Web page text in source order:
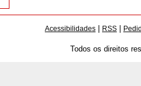
Acessibilidades RSS
Todos os direitos